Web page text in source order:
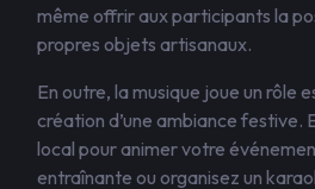
même offrir aux participants la
propres objets artisanaux.
En outre, la musique joue un rôle
création d’une ambiance festive.
local pour animer votre
entraînante ou organisez un